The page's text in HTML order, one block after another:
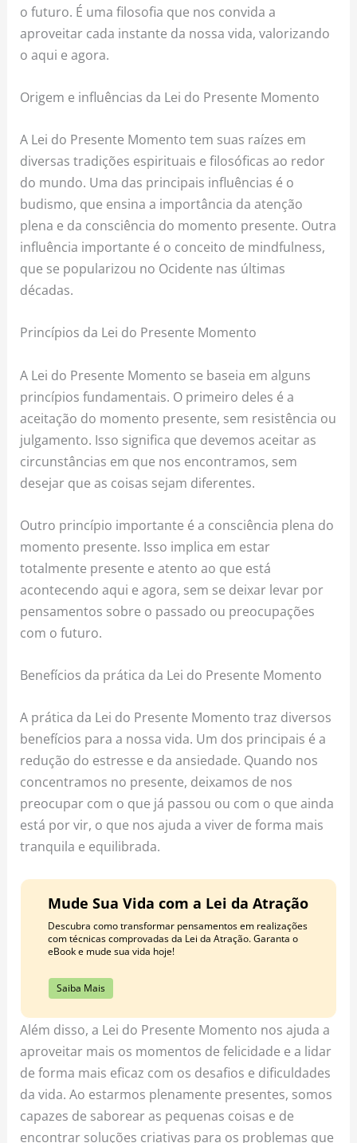
o futuro. É uma filosofia que nos convida a
aproveitar cada instante da nossa vida, valorizando
o aqui e agora.
Origem e influências da Lei do Presente Momento
A Lei do Presente Momento tem suas raízes em
diversas tradições espirituais e filosóficas ao redor
do mundo. Uma das principais influências é o
budismo, que ensina a importância da atenção
plena e da consciência do momento presente. Outra
influência importante é o conceito de mindfulness,
que se popularizou no Ocidente nas últimas
décadas.
Princípios da Lei do Presente Momento
A Lei do Presente Momento se baseia em alguns
princípios fundamentais. O primeiro deles é a
aceitação do momento presente, sem resistência ou
julgamento. Isso significa que devemos aceitar as
circunstâncias em que nos encontramos, sem
desejar que as coisas sejam diferentes.
Outro princípio importante é a consciência plena do
momento presente. Isso implica em estar
totalmente presente e atento ao que está
acontecendo aqui e agora, sem se deixar levar por
pensamentos sobre o passado ou preocupações
com o futuro.
Benefícios da prática da Lei do Presente Momento
A prática da Lei do Presente Momento traz diversos
benefícios para a nossa vida. Um dos principais é a
redução do estresse e da ansiedade. Quando nos
concentramos no presente, deixamos de nos
preocupar com o que já passou ou com o que ainda
está por vir, o que nos ajuda a viver de forma mais
tranquila e equilibrada.
Mude Sua Vida com a Lei da Atração
Descubra como transformar pensamentos em realizações
com técnicas comprovadas da Lei da Atração. Garanta o
eBook e mude sua vida hoje!
Saiba Mais
Além disso, a Lei do Presente Momento nos ajuda a
aproveitar mais os momentos de felicidade e a lidar
de forma mais eficaz com os desafios e dificuldades
da vida. Ao estarmos plenamente presentes, somos
capazes de saborear as pequenas coisas e de
encontrar soluções criativas para os problemas que